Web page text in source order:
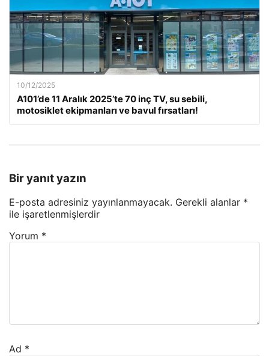
10/12/2025
A101’de 11 Aralık 2025’te 70 inç TV, su sebili,
motosiklet ekipmanları ve bavul fırsatları!
Bir yanıt yazın
E-posta adresiniz yayınlanmayacak. Gerekli alanlar *
ile işaretlenmişlerdir
Yorum *
Ad *